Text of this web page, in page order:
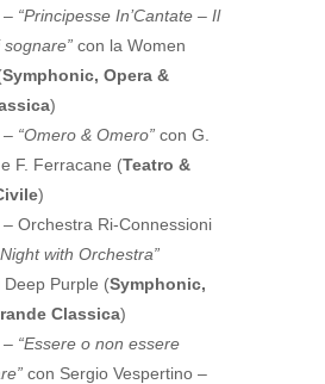
– “Principesse In’Cantate – Il
con la Women
Symphonic, Opera &
)
– “Omero & Omero” con G.
F. Ferracane (Teatro &
)
– Orchestra Ri-Connessioni
with Orchestra”
Purple (Symphonic,
Classica)
– “Essere o non essere
con Sergio Vespertino –